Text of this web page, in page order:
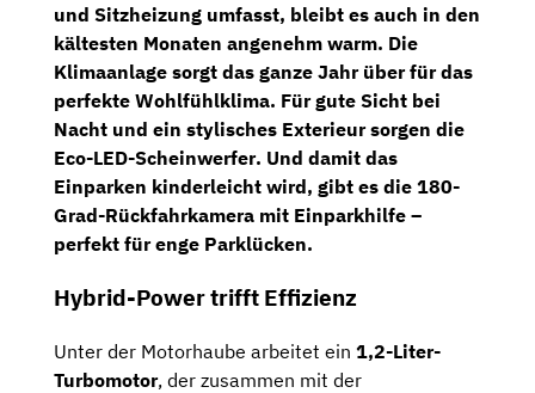
und Sitzheizung umfasst, bleibt es auch in den
kältesten Monaten angenehm warm. Die
Klimaanlage sorgt das ganze Jahr über für das
perfekte Wohlfühlklima. Für gute Sicht bei
Nacht und ein stylisches Exterieur sorgen die
Eco-LED-Scheinwerfer. Und damit das
Einparken kinderleicht wird, gibt es die 180-
Grad-Rückfahrkamera mit Einparkhilfe –
perfekt für enge Parklücken.
Hybrid-Power trifft Effizienz
Unter der Motorhaube arbeitet ein 1,2-Liter-
Turbomotor, der zusammen mit der